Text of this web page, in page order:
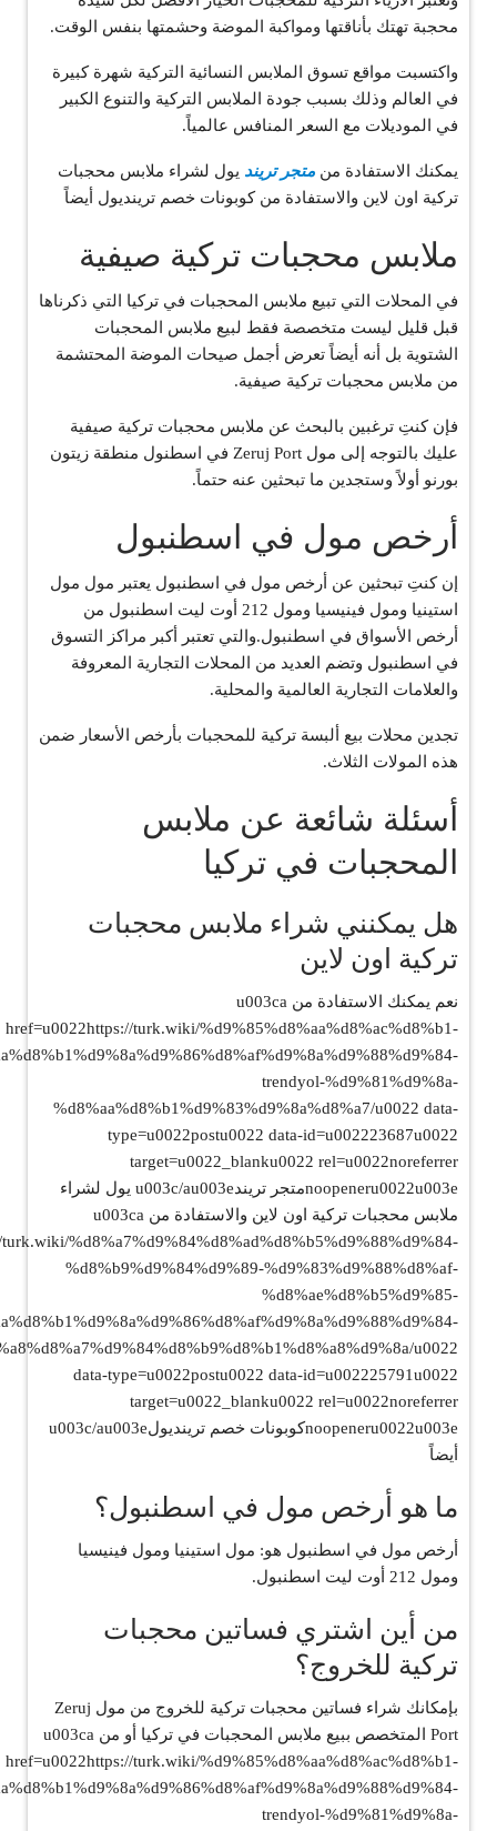
محجبة تهتك بأناقتها ومواكبة الموضة وحشمتها بنفس الوقت.
واكتسبت مواقع تسوق الملابس النسائية التركية شهرة كبيرة
في العالم وذلك بسبب جودة الملابس التركية والتنوع الكبير
في الموديلات مع السعر المنافس عالمياً.
يمكنك الاستفادة من متجر تريند يول لشراء ملابس محجبات
تركية اون لاين والاستفادة من كوبونات خصم ترينديول أيضاً
ملابس محجبات تركية صيفية
في المحلات التي تبيع ملابس المحجبات في تركيا التي ذكرناها
قبل قليل ليست متخصصة فقط لبيع ملابس المحجبات
الشتوية بل أنه أيضاً تعرض أجمل صيحات الموضة المحتشمة
من ملابس محجبات تركية صيفية.
فإن كنتِ ترغبين بالبحث عن ملابس محجبات تركية صيفية
عليك بالتوجه إلى مول Zeruj Port في اسطنول منطقة زيتون
بورنو أولاً وستجدين ما تبحثين عنه حتماً.
أرخص مول في اسطنبول
إن كنتِ تبحثين عن أرخص مول في اسطنبول يعتبر مول مول
استينيا ومول فينيسيا ومول 212 أوت ليت اسطنبول من
أرخص الأسواق في اسطنبول.والتي تعتبر أكبر مراكز التسوق
في اسطنبول وتضم العديد من المحلات التجارية المعروفة
والعلامات التجارية العالمية والمحلية.
تجدين محلات بيع ألبسة تركية للمحجبات بأرخص الأسعار ضمن
هذه المولات الثلاث.
أسئلة شائعة عن ملابس
المحجبات في تركيا
هل يمكنني شراء ملابس محجبات
تركية اون لاين
نعم يمكنك الاستفادة من u003ca
href=u0022https://turk.wiki/%d9%85%d8%aa%d8%ac%d8%b1-
trendyol-%d9%81%d9%8a-
%d8%aa%d8%b1%d9%83%d9%8a%d8%a7/u0022 data-
type=u0022postu0022 data-id=u002223687u0022
target=u0022_blanku0022 rel=u0022noreferrer
noopeneru0022u003eمتجر تريندu003c/au003e يول لشراء
ملابس محجبات تركية اون لاين والاستفادة من u003ca
%d8%a7%d9%84%d8%ad%d8%b5%d9%88%d9%84-
%d8%b9%d9%84%d9%89-%d9%83%d9%88%d8%af-
%d8%ae%d8%b5%d9%85-
u0022
data-type=u0022postu0022 data-id=u002225791u0022
target=u0022_blanku0022 rel=u0022noreferrer
noopeneru0022u003eكوبونات خصم ترينديولu003c/au003e
أيضاً
ما هو أرخص مول في اسطنبول؟
أرخص مول في اسطنبول هو: مول استينيا ومول فينيسيا
ومول 212 أوت ليت اسطنبول.
من أين اشتري فساتين محجبات
تركية للخروج؟
بإمكانك شراء فساتين محجبات تركية للخروج من مول Zeruj
Port المتخصص ببيع ملابس المحجبات في تركيا أو من u003ca
href=u0022https://turk.wiki/%d9%85%d8%aa%d8%ac%d8%b1-
trendyol-%d9%81%d9%8a-